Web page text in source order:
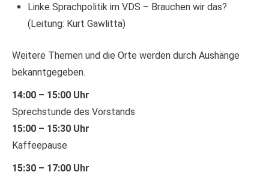
Linke Sprachpolitik im VDS – Brauchen wir das?
(Leitung: Kurt Gawlitta)
Weitere Themen und die Orte werden durch Aushänge
bekanntgegeben.
14:00 – 15:00 Uhr
Sprechstunde des Vorstands
15:00 – 15:30 Uhr
Kaffeepause
15:30 – 17:00 Uhr